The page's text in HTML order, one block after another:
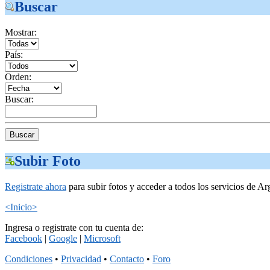
Buscar
Mostrar:
País:
Orden:
Buscar:
Subir Foto
Registrate ahora para subir fotos y acceder a todos los servicios de
<Inicio>
Ingresa o registrate con tu cuenta de:
Facebook | Google | Microsoft
Condiciones • Privacidad • Contacto • Foro